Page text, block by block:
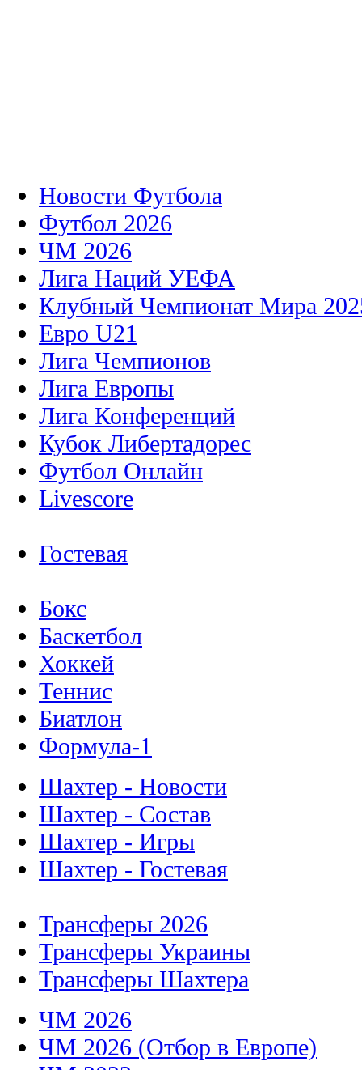
Новости Футбола
Футбол 2026
ЧМ 2026
Лига Наций УЕФА
Клубный Чемпионат Мира
Евро U21
Лига Чемпионов
Лига Европы
Лига Конференций
Кубок Либертадорес
Футбол Онлайн
Livescore
Гостевая
Бокс
Баскетбол
Хоккей
Теннис
Биатлон
Формула-1
Шахтер - Новости
Шахтер - Состав
Шахтер - Игры
Шахтер - Гостевая
Трансферы 2026
Трансферы Украины
Трансферы Шахтера
ЧМ 2026
ЧМ 2026 (Отбор в Европе)